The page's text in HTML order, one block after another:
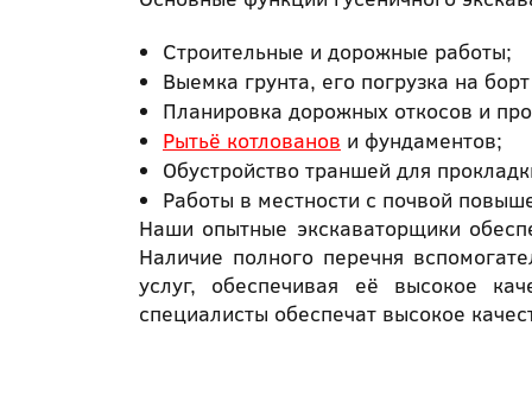
Строительные и дорожные работы;
Выемка грунта, его погрузка на
Планировка дорожных откосов и
Рытьё котлованов и фундаментов;
Обустройство траншей для
Работы в местности с почвой
Наши опытные экскаваторщики
Наличие полного перечня
услуг, обеспечивая её высокое
специалисты обеспечат высокое